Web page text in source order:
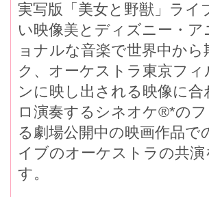
実写版「美女と野獣」ラ
い映像美とディズニー・
ョナルな音楽で世界中か
ク、オーケストラ東京フ
ンに映し出される映像に
ロ演奏するシネオケ®*の
る劇場公開中の映画作品
イブのオーケストラの共
す。